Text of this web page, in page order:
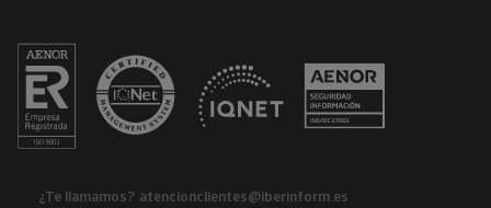
¿Te llamamos? atencionclientes@iberinform.es